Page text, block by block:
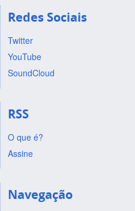
Redes Sociais
Twitter
YouTube
SoundCloud
RSS
O que é?
Assine
Navegação